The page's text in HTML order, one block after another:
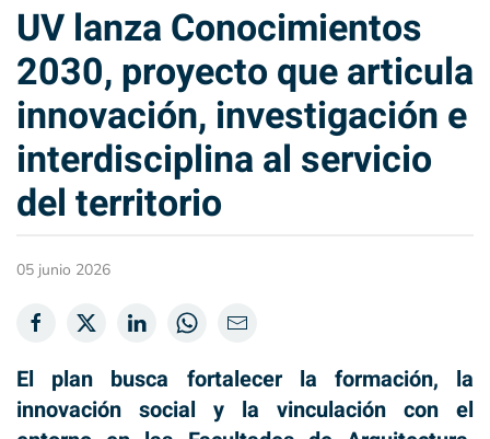
UV lanza Conocimientos
2030, proyecto que articula
innovación, investigación e
interdisciplina al servicio
del territorio
05 junio 2026
El plan busca fortalecer la formación, la
innovación social y la vinculación con el